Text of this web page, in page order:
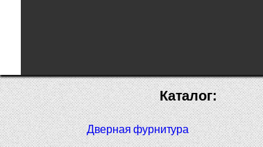
Каталог:
Дверная фурнитура